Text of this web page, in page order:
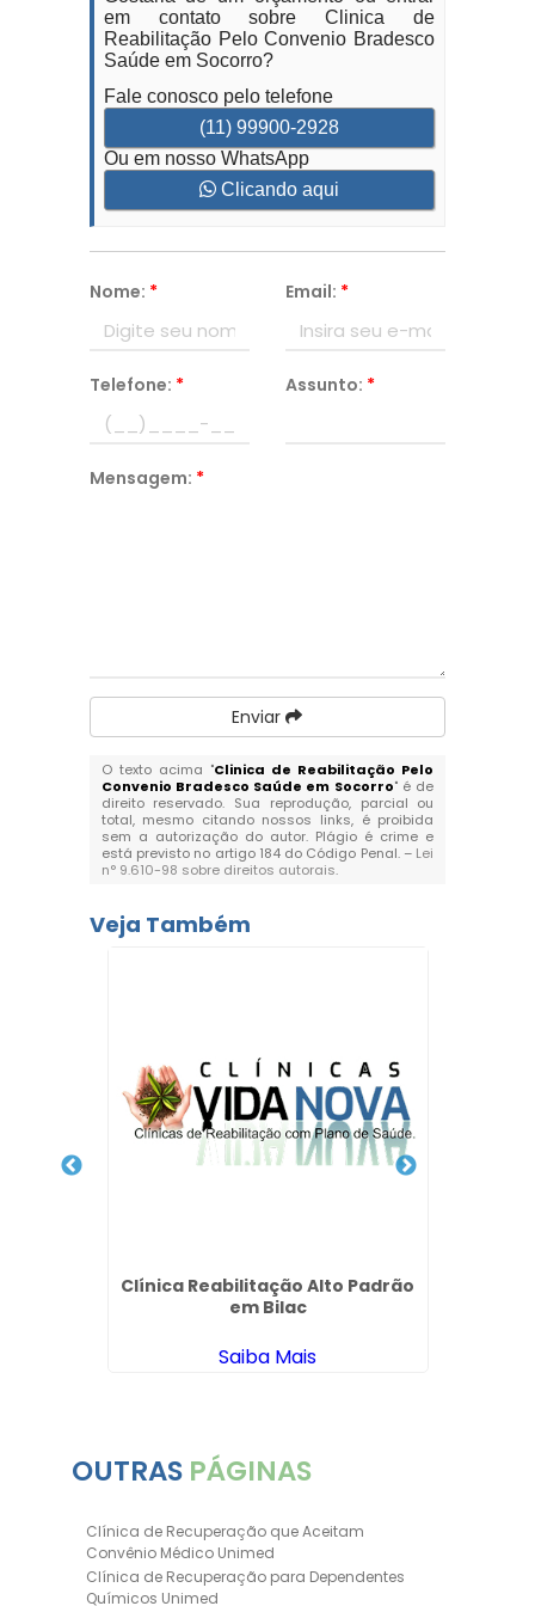
em contato sobre Clinica de
Reabilitação Pelo Convenio Bradesco
Saúde em Socorro?
Fale conosco pelo telefone
(11) 99900-2928
Ou em nosso WhatsApp
Clicando aqui
Nome: * Email: *
Telefone: * Assunto: *
Mensagem: *
Enviar
O texto acima "Clinica de Reabilitação Pelo
Convenio Bradesco Saúde em Socorro" é de
direito reservado. Sua reprodução, parcial ou
total, mesmo citando nossos links, é proibida
sem a autorização do autor. Plágio é crime e
está previsto no artigo 184 do Código Penal. – Lei
n° 9.610-98 sobre direitos autorais.
Veja Também
Clínica Reabilitação Alto Padrão
em Bilac
Saiba Mais
OUTRAS PÁGINAS
Clínica de Recuperação que Aceitam
Convênio Médico Unimed
Clínica de Recuperação para Dependentes
Químicos Unimed